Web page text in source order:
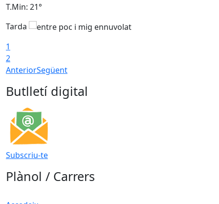
T.Min: 21°
Tarda
1
2
AnteriorSegüent
Butlletí digital
Subscriu-te
Plànol / Carrers